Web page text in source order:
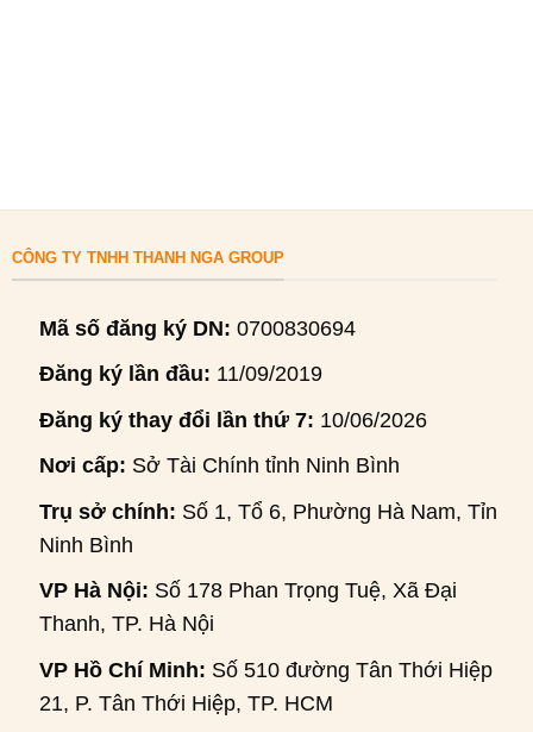
CÔNG TY TNHH THANH NGA GROUP
Mã số đăng ký DN: 0700830694
Đăng ký lần đầu: 11/09/2019
Đăng ký thay đổi lần thứ 7: 10/06/2026
Nơi cấp: Sở Tài Chính tỉnh Ninh Bình
Trụ sở chính: Số 1, Tổ 6, Phường Hà Nam, Tỉnh
Ninh Bình
VP Hà Nội: Số 178 Phan Trọng Tuệ, Xã Đại
Thanh, TP. Hà Nội
VP Hồ Chí Minh: Số 510 đường Tân Thới Hiệp
21, P. Tân Thới Hiệp, TP. HCM